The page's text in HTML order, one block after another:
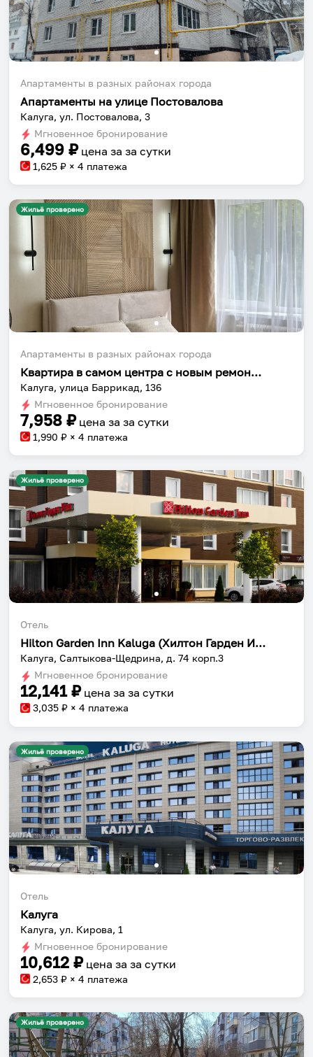
Апартаменты в разных районах города
Апартаменты на улице Постовалова
Калуга, ул. Постовалова, 3
Мгновенное бронирование
6,499 ₽ цена за за сутки
1,625 ₽ × 4 платежа
Жильё проверено
Апартаменты в разных районах города
Квартира в самом центра с новым ремонтом
Калуга, улица Баррикад, 136
Мгновенное бронирование
7,958 ₽ цена за за сутки
1,990 ₽ × 4 платежа
Жильё проверено
Отель
Hilton Garden Inn Kaluga (Хилтон Гарден Инн Калуга)
Калуга, Салтыкова-Щедрина, д. 74 корп.3
Мгновенное бронирование
12,141₽ цена за за сутки
3,035 ₽ × 4 платежа
Жильё проверено
Отель
Калуга
Калуга, ул. Кирова, 1
Мгновенное бронирование
10,612 ₽ цена за за сутки
2,653 ₽ × 4 платежа
Жильё проверено